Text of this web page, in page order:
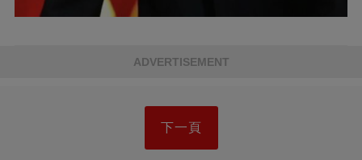
ADVERTISEMENT
下一頁